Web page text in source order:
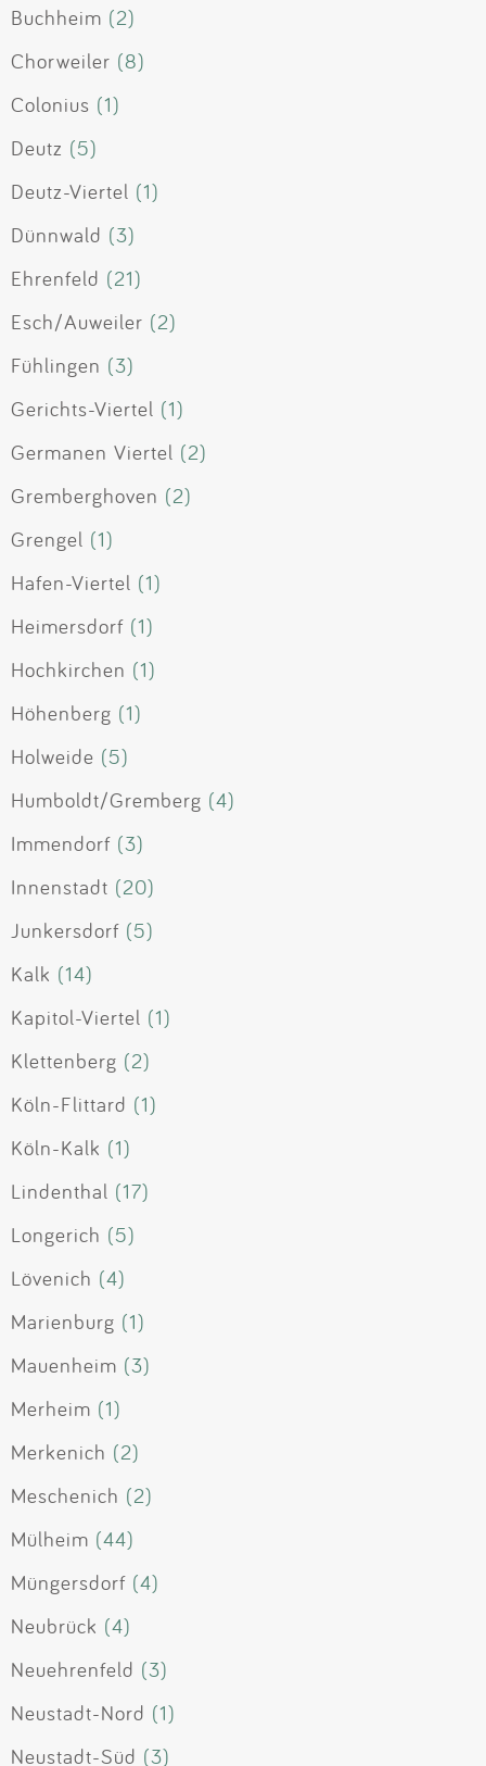
Buchheim (2)
Chorweiler (8)
Colonius (1)
Deutz (5)
Deutz-Viertel (1)
Dünnwald (3)
Ehrenfeld (21)
Esch/Auweiler (2)
Fühlingen (3)
Gerichts-Viertel (1)
Germanen Viertel (2)
Gremberghoven (2)
Grengel (1)
Hafen-Viertel (1)
Heimersdorf (1)
Hochkirchen (1)
Höhenberg (1)
Holweide (5)
Humboldt/Gremberg (4)
Immendorf (3)
Innenstadt (20)
Junkersdorf (5)
Kalk (14)
Kapitol-Viertel (1)
Klettenberg (2)
Köln-Flittard (1)
Köln-Kalk (1)
Lindenthal (17)
Longerich (5)
Lövenich (4)
Marienburg (1)
Mauenheim (3)
Merheim (1)
Merkenich (2)
Meschenich (2)
Mülheim (44)
Müngersdorf (4)
Neubrück (4)
Neuehrenfeld (3)
Neustadt-Nord (1)
Neustadt-Süd (3)